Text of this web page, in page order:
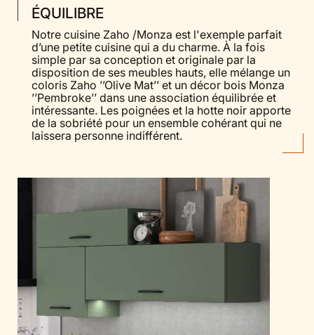
ÉQUILIBRE
Notre cuisine Zaho /Monza est l'exemple parfait
d’une petite cuisine qui a du charme. À la fois
simple par sa conception et originale par la
disposition de ses meubles hauts, elle mélange un
coloris Zaho ’’Olive Mat’’ et un décor bois Monza
’’Pembroke’’ dans une association équilibrée et
intéressante. Les poignées et la hotte noir apporte
de la sobriété pour un ensemble cohérant qui ne
laissera personne indifférent.